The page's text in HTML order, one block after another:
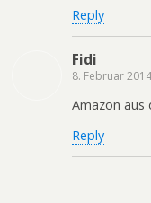
Reply
Fidi
8. Februar 2014
Amazon aus
Reply